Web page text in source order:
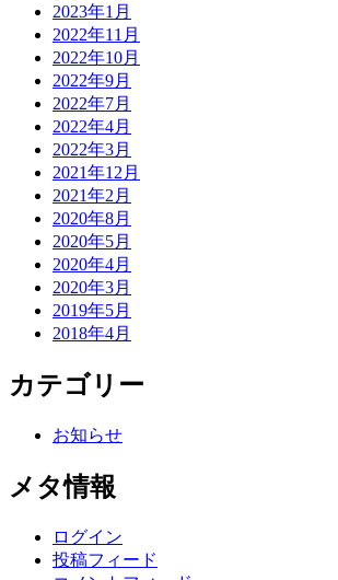
2023年1月
2022年11月
2022年10月
2022年9月
2022年7月
2022年4月
2022年3月
2021年12月
2021年2月
2020年8月
2020年5月
2020年4月
2020年3月
2019年5月
2018年4月
カテゴリー
お知らせ
メタ情報
ログイン
投稿フィード